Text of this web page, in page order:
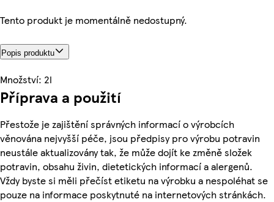
Tento produkt je momentálně nedostupný.
Popis produktu
Množství: 2l
Příprava a použití
Přestože je zajištění správných informací o výrobcích
věnována nejvyšší péče, jsou předpisy pro výrobu potravin
neustále aktualizovány tak, že může dojít ke změně složek
potravin, obsahu živin, dietetických informací a alergenů.
Vždy byste si měli přečíst etiketu na výrobku a nespoléhat se
pouze na informace poskytnuté na internetových stránkách.